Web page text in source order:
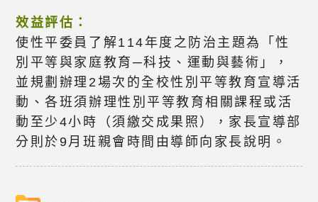
效益評估：
使性平委員了解114年度之防治主題為「性
別平等與家庭教育─科技、運動與藝術」，
並規劃辦理2場次的全校性別平等教育宣導活
動、各班須辦理性別平等教育相關課程或活
動至少4小時（須繳交成果照），家長宣導部
分則於9月班親會時間由導師向家長說明。